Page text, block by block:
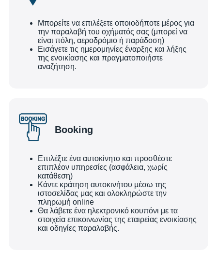
Μπορείτε να επιλέξετε οποιοδήποτε μέρος για
την παραλαβή του οχήματός σας (μπορεί να
είναι πόλη, αεροδρόμιο ή παράδοση)
Εισάγετε τις ημερομηνίες έναρξης και λήξης
της ενοικίασης και πραγματοποιήστε
αναζήτηση.
Booking
Επιλέξτε ένα αυτοκίνητο και προσθέστε
επιπλέον υπηρεσίες (ασφάλεια, χωρίς
κατάθεση)
Κάντε κράτηση αυτοκινήτου μέσω της
ιστοσελίδας μας και ολοκληρώστε την
πληρωμή online
Θα λάβετε ένα ηλεκτρονικό κουπόνι με τα
στοιχεία επικοινωνίας της εταιρείας ενοικίασης
και οδηγίες παραλαβής.